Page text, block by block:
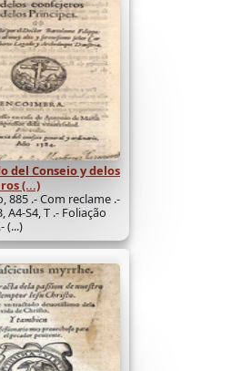
del Conseio y delos
(...)
885 .- Com reclame .-
A4-S4, T .- Foliação
(...)